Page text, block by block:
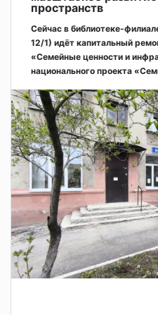
пространств
Сейчас в библиотеке-
12/1) идёт капитальный
«Семейные ценности и
национального проекта